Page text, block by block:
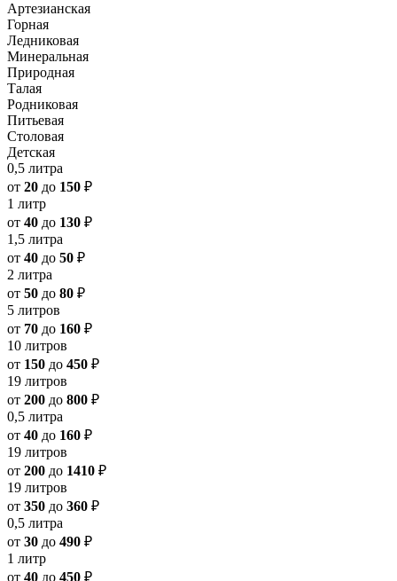
Артезианская
Горная
Ледниковая
Минеральная
Природная
Талая
Родниковая
Питьевая
Столовая
Детская
0,5 литра
от 20 до 150 ₽
1 литр
от 40 до 130 ₽
1,5 литра
от 40 до 50 ₽
2 литра
от 50 до 80 ₽
5 литров
от 70 до 160 ₽
10 литров
от 150 до 450 ₽
19 литров
от 200 до 800 ₽
0,5 литра
от 40 до 160 ₽
19 литров
от 200 до 1410 ₽
19 литров
от 350 до 360 ₽
0,5 литра
от 30 до 490 ₽
1 литр
от 40 до 450 ₽